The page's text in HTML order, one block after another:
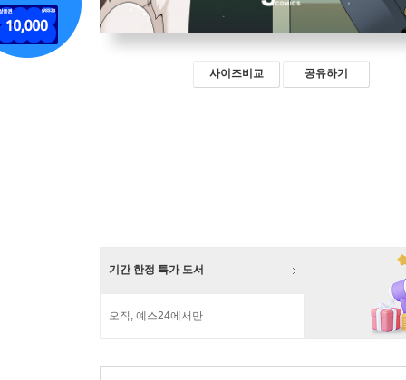
사이즈비교 공유하기
기간 한정 특가 도서
오직, 예스24에서만